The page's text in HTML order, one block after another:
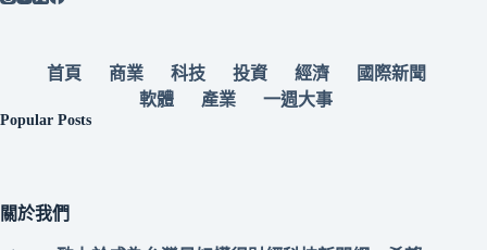
首頁 商業 科技 投資 經濟
國際新聞
軟體
產業 一週大事
Popular Posts
關於我們